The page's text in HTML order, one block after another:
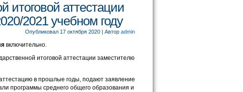
итоговой аттестации
2021 учебном году
Опубликовал 17 октября 2020 | Автор admin
включительно.
итоговой аттестации заместителю
в прошлые годы, подают заявление
программы среднего общего образования и